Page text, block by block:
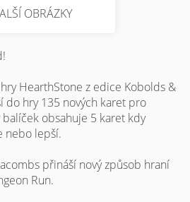
OBRÁZKY
HearthStone z edice Kobolds &
do hry 135 nových karet pro
balíček obsahuje 5 karet kdy
nebo lepší.
přináší nový způsob hraní
Run.